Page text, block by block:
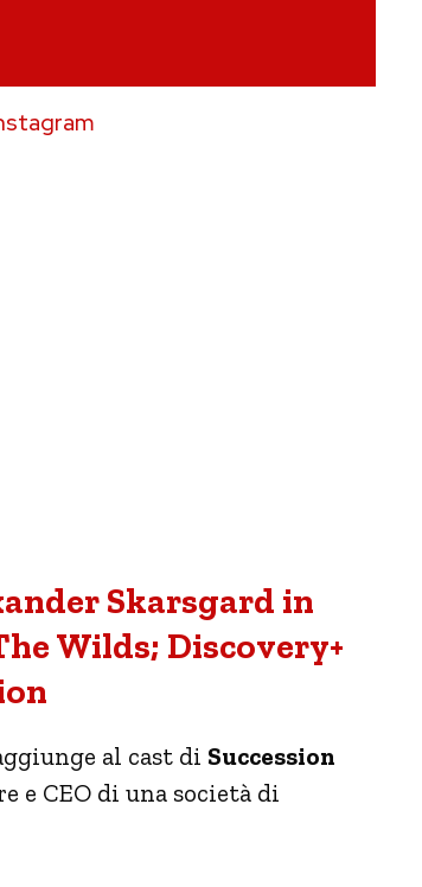
Skarsgard in
Wilds; Discovery+
al cast di Succession
e CEO di una società di